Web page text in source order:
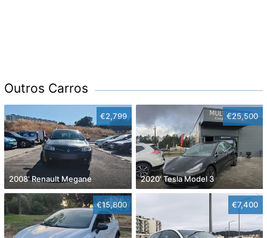
Outros Carros
€2,799
2008' Renault Megane
€25,500
2020' Tesla Model 3
€15,800 €7,400